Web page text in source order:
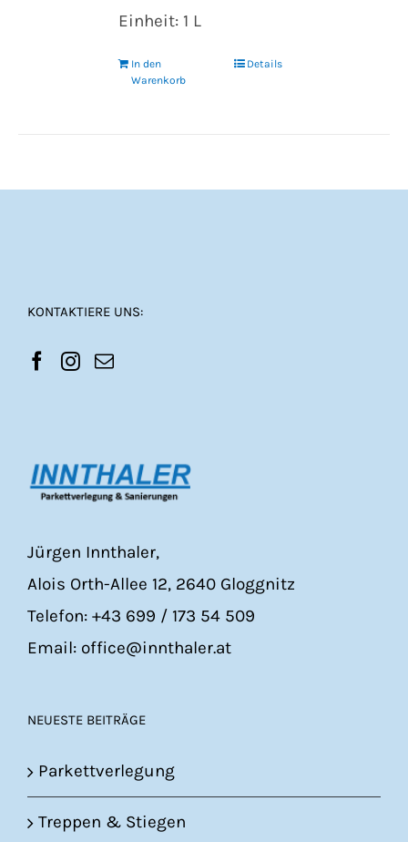
Einheit: 1 L
In den
Warenkorb
Details
KONTAKTIERE UNS:
Jürgen Innthaler,
Alois Orth-Allee 12, 2640 Gloggnitz
Telefon: +43 699 / 173 54 509
Email: office@innthaler.at
NEUESTE BEITRÄGE
Parkettverlegung
Treppen & Stiegen